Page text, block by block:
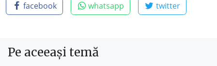
facebook whatsapp twitter
Pe aceeași temă